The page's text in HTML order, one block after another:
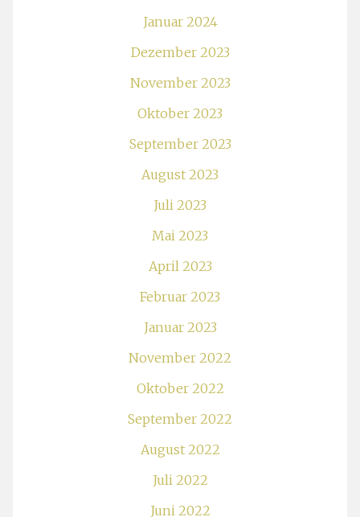
Januar 2024
Dezember 2023
November 2023
Oktober 2023
September 2023
August 2023
Juli 2023
Mai 2023
April 2023
Februar 2023
Januar 2023
November 2022
Oktober 2022
September 2022
August 2022
Juli 2022
Juni 2022